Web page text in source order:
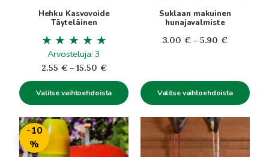
Hehku Kasvovoide
Täyteläinen
Arvosteluja: 3
2.55 € – 15.50 €Hintaluokka:
2.55€
-
15.50€
Valitse vaihtoehdoista
Suklaan makuinen
hunajavalmiste
3.00 € – 5.90 €
5.90€
Valitse vaihtoehdoista
sivulla.
-10
%
Tällä
tuotteella
on
Tällä
tuotteella
on